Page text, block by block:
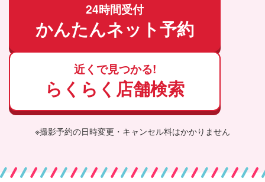
24時間受付
かんたんネット予約
近くで見つかる!
らくらく店舗検索
※撮影予約の日時変更・キャンセル料はかかりません